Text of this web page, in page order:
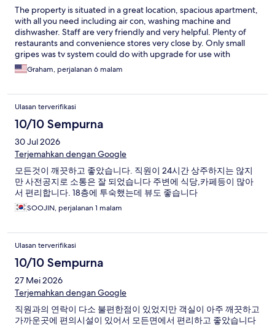
The property is situated in a great location, spacious apartment,
with all you need including air con, washing machine and
dishwasher. Staff are very friendly and very helpful. Plenty of
restaurants and convenience stores very close by. Only small
gripes was tv system could do with upgrade for use with
internet tv especially if your foreign as obviously all tv channels
are Korean and a vacuum cleaner. This is only a small thing
when I arrived. Will definitely use again.
Graham, perjalanan 6 malam
Ulasan terverifikasi
10/10 Sempurna
30 Jul 2026
Terjemahkan dengan Google
모든것이 깨끗하고 좋았습니다. 직원이 24시간 상주하지는 않지
만 사전공지로 소통은 잘 되었습니다 주변에 식당,카페등이 많아
서 편리합니다. 18층에 투숙했는데 뷰도 좋습니다
SOOJIN, perjalanan 1 malam
Ulasan terverifikasi
10/10 Sempurna
27 Mei 2026
Terjemahkan dengan Google
직원과의 연락이 다소 불편한점이 있었지만 객실이 아주 깨끗하고
가까운곳에 편의시설이 있어서 모든면에서 편리하고 좋았습니다